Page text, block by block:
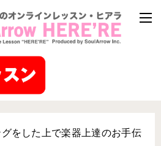
をした上で楽器上達のお手伝